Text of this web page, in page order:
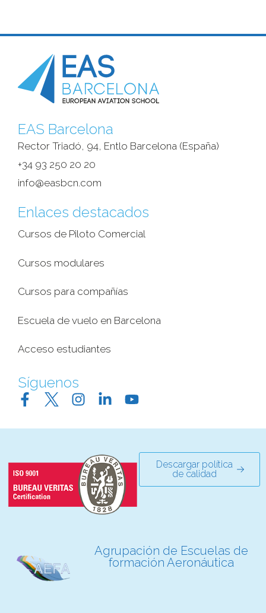
EAS Barcelona
Rector Triadó, 94, Entlo Barcelona (España)‎
+34 93 250 20 20
info@easbcn.com
Enlaces destacados
Cursos de Piloto Comercial
Cursos modulares
Cursos para compañías
Escuela de vuelo en Barcelona
Acceso estudiantes
Síguenos
Descargar política
de calidad
Agrupación de Escuelas de
formación Aeronáutica